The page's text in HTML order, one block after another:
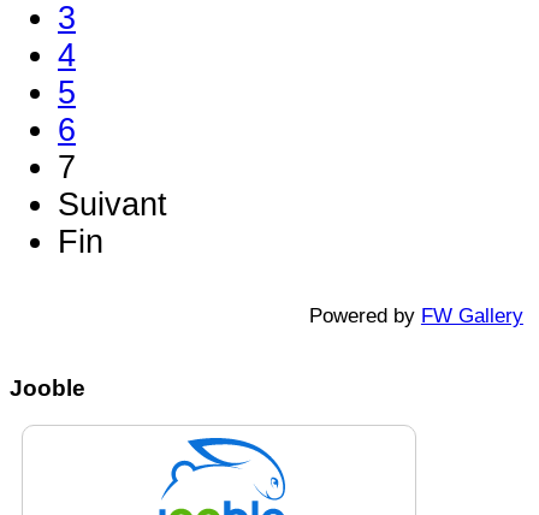
3
4
5
6
7
Suivant
Fin
Powered by FW Gallery
Jooble